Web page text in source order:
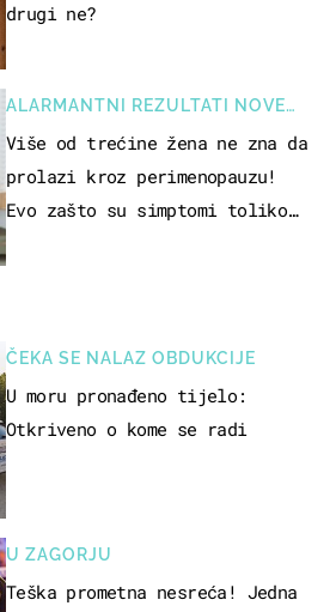
ČEKA SE NALAZ OBDUKCIJE
U moru pronađeno tijelo:
Otkriveno o kome se radi
U ZAGORJU
Teška prometna nesreća! Jedna
drugi ne?
ALARMANTNI REZULTATI NOVE
STUDIJE
Više od trećine žena ne zna da
prolazi kroz perimenopauzu!
Evo zašto su simptomi toliko